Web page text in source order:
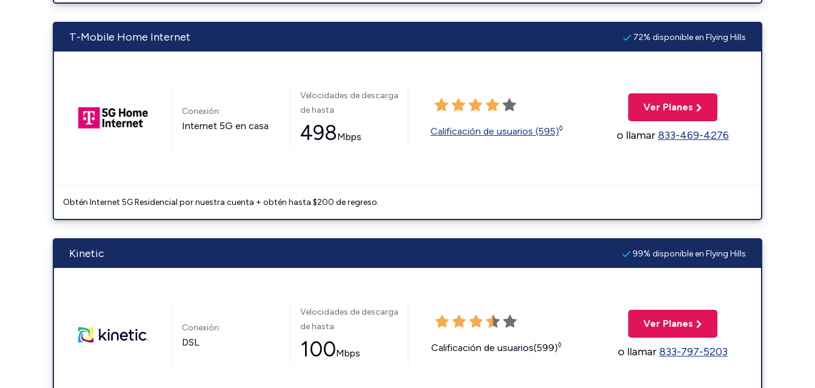
T-Mobile Home Internet 72% disponible en Flying Hills
Conexión:
Internet 5G en casa
Velocidades de descarga
de hasta
498Mbps Calificación de usuarios (595)◊
Ver Planes
o llamar833-469-4276
Obtén Internet 5G Residencial por nuestra cuenta + obtén hasta $200 de regreso.
Kinetic 99% disponible en Flying Hills
Conexión:
DSL
Velocidades de descarga
de hasta
100Mbps Calificación de usuarios(599)◊
Ver Planes
o llamar833-797-5203